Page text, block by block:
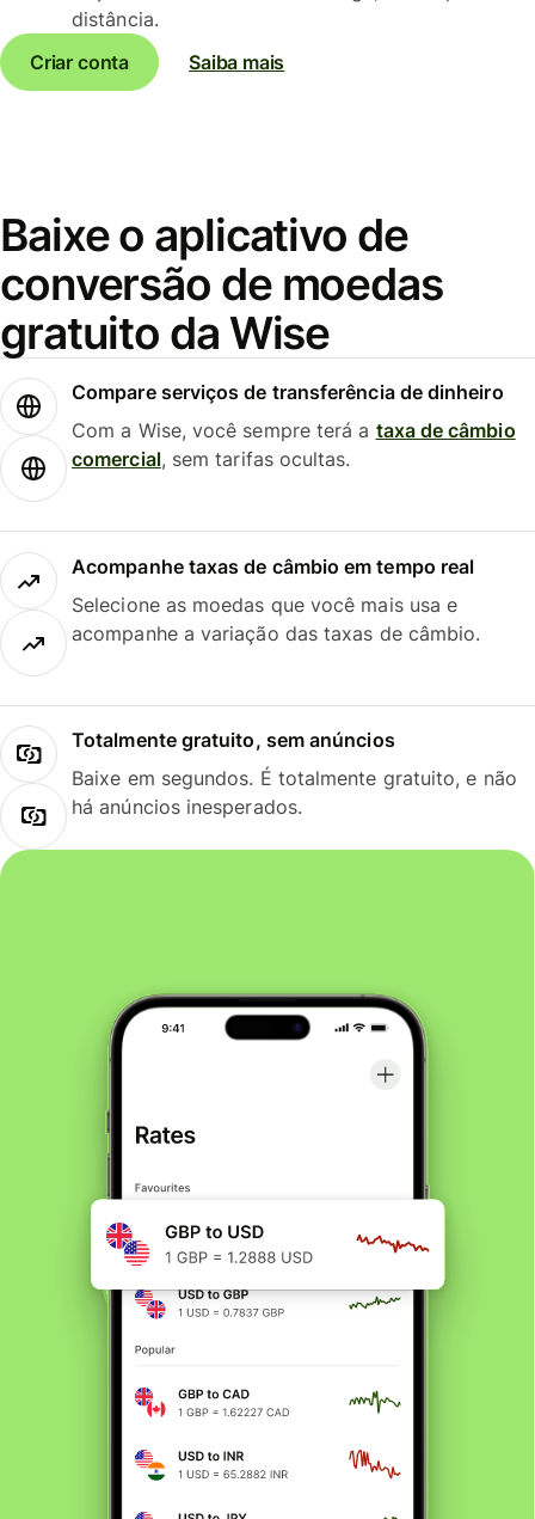
distância.
Criar conta
Saiba mais
Baixe o aplicativo de
conversão de moedas
gratuito da Wise
Compare serviços de transferência de dinheiro
Com a Wise, você sempre terá a taxa de câmbio
comercial, sem tarifas ocultas.
Acompanhe taxas de câmbio em tempo real
Selecione as moedas que você mais usa e
acompanhe a variação das taxas de câmbio.
Totalmente gratuito, sem anúncios
Baixe em segundos. É totalmente gratuito, e não
há anúncios inesperados.